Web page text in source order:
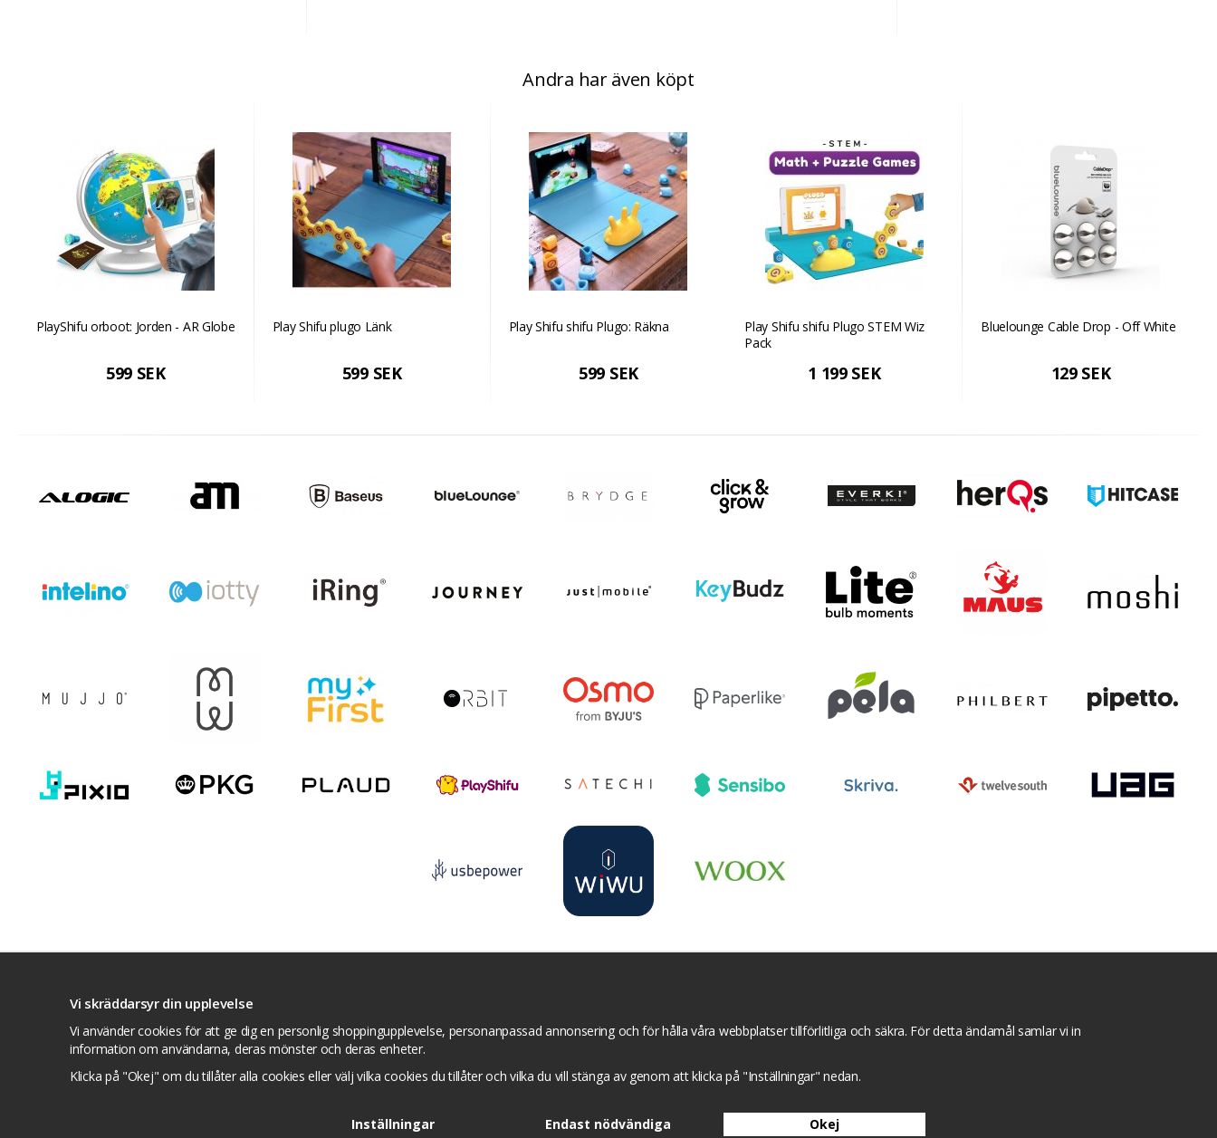
Andra har även köpt
PlayShifu orboot: Jorden - AR Globe
599 SEK
Play Shifu plugo Länk
599 SEK
Play Shifu shifu Plugo: Räkna
599 SEK
Play Shifu shifu Plugo STEM Wiz
Pack
1 199 SEK
Bluelounge Cable Drop - Off White
129 SEK
Villkor Kontakta oss
Om cookies
Cookie inställningar
Vi skräddarsyr din upplevelse
Vi använder cookies för att ge dig en personlig shoppingupplevelse, personanpassad annonsering och för hålla våra webbplatser tillförlitliga och säkra. För detta ändamål samlar vi in
information om användarna, deras mönster och deras enheter.
Klicka på "Okej" om du tillåter alla cookies eller välj vilka cookies du tillåter och vilka du vill stänga av genom att klicka på "Inställningar" nedan.
Inställningar Endast nödvändiga Okej